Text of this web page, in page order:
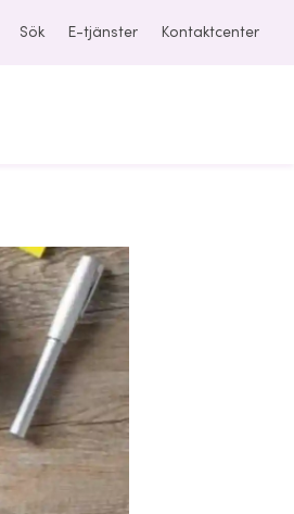
Sök E-tjänster Kontaktcenter